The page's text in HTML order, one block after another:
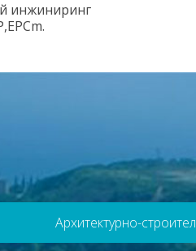
инжиниринг
Архитектурно-